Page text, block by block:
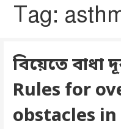
Tag:
বিয়েতে বাধা
Rules for
obstacles